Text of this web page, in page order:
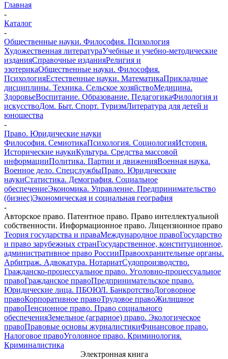
Главная
-
Каталог
-
Общественные науки. Философия. Психология
Художественная литератураУчебные и учебно-методические
изданияСправочные изданияРелигия и
эзотерикаОбщественные науки. Философия.
ПсихологияЕстественные науки. МатематикаПрикладные
дисциплины. Техника. Сельское хозяйствоМедицина.
ЗдоровьеВоспитание. Образование. ПедагогикаФилология и
искусствоДом. Быт. Спорт. ТуризмЛитература для детей и
юношества
-
Право. Юридические науки
Философия. СемиотикаПсихология. СоциологияИстория.
Исторические наукиКультура. Средства массовой
информацииПолитика. Партии и движенияВоенная наука.
Военное дело. СпецслужбыПраво. Юридические
наукиСтатистика. Демография. Социальное
обеспечениеЭкономика. Управление. Предпринимательство
(бизнес)Экономическая и социальная география
-
Авторское право. Патентное право. Право интеллектуальной
собственности. Информационное право. Лицензионное право
Теория государства и праваМеждународное правоГосударство
и право зарубежных странГосударственное, конституционное,
административное право РоссииПравоохранительные органы.
Арбитраж. Адвокатура. НотариатСудопроизводство.
Гражданско-процессуальное право. Уголовно-процессуальное
правоГражданское правоПредпринимательское право.
Юридические лица. ПБОЮЛ. БанкротствоДоговорное
правоКорпоративное правоТрудовое правоЖилищное
правоПенсионное право. Право социального
обеспеченияЗемельное (аграрное) право. Экологическое
правоПравовые основы журналистикиФинансовое право.
Налоговое правоУголовное право. Криминология.
Криминалистика
Электронная книга